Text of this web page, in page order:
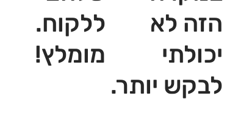
ללקוח.
מומלץ!
הזה לא
יכולתי
לבקש יותר.